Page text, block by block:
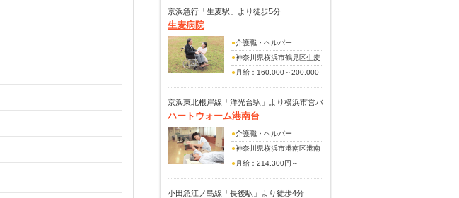
※夜勤手当4回分・住宅手当
（手当内訳）
月給：160,000円～160,000
円
（上記月給の手当内訳）
調整手当：16,500円～
50,000円
（その他手当）
皆勤手当：10,000円
夜勤手当：6,500円/回
日直手当：5,000円/回
資格手当：介護福祉士
京浜急行「生麦駅」より徒歩5分
生麦病院
●介護職・ヘルパー
●神奈川県横浜市鶴見区生麦
1-14-21
● 月給：160,000～200,000
円
(手当内訳)
住宅手当：10,000円
職務手当：20,000～50,000
円
皆勤手当：3,000円
賞与年2回(前年度実績3ヶ月
京浜東北根岸線「洋光台駅」より横浜市営バ
ス「港南台駅前行」乗車後「バイパス下」バ
ス停下車後徒歩5分
ハートウォーム港南台
●介護職・ヘルパー
●神奈川県横浜市港南区港南
台7-34
● 月給：214,300円～
214,300円
※夜勤手当4回分を含む
小田急江ノ島線「長後駅」より徒歩4分